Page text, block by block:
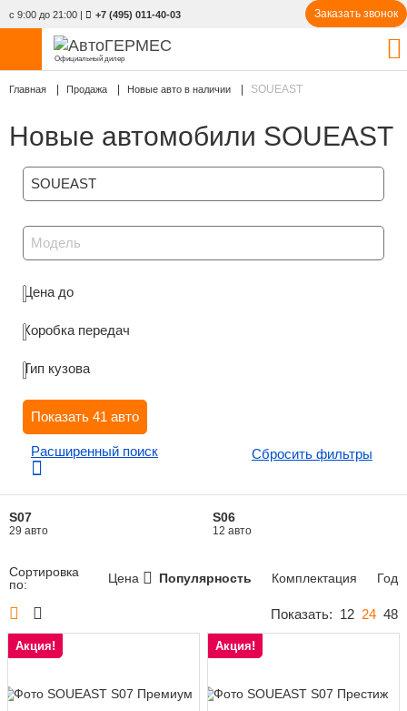
с 9:00 до 21:00 | +7 (495) 011-40-03 Заказать звонок
Официальный дилер
НОВЫЕ АВТОМОБИЛИ 4777 авто
С ПРОБЕГОМ 831 авто
СЕРВИС
АКЦИИ
О КОМПАНИИ
Избранное
Сравнение
Главная Продажа Новые авто в наличии SOUEAST
Новые автомобили SOUEAST
SOUEAST
Модель
Цена до
Коробка передач
Тип кузова
Показать 41 авто
Расширенный поиск Сбросить фильтры
S07
29 авто
S06
12 авто
Сортировка
по:
Цена Популярность Комплектация Год
Показать: 12 24 48
Акция! Акция!